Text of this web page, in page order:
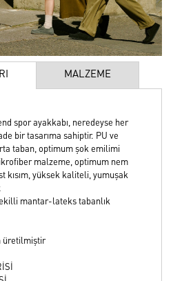
MALZEME
spor ayakkabı, neredeyse her
bir tasarıma sahiptir. PU ve
taban, optimum şok emilimi
malzeme, optimum nem
kısım, yüksek kaliteli, yumuşak
mantar-lateks tabanlık
üretilmiştir